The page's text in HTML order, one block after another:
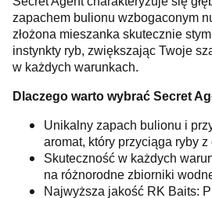
zapachem bulionu wzbogaconym
złożona mieszanka skutecznie
instynkty ryb, zwiększając Twoje
w każdych warunkach.
Dlaczego warto wybrać Secret
Unikalny zapach bulionu i
aromat, który przyciąga ryby z
Skuteczność w każdych
na różnorodne zbiorniki
Najwyższa jakość RK Baits: